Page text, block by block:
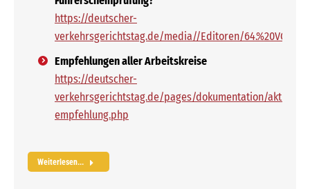
https://deutscher-
verkehrsgerichtstag.de/media//Editoren/64.%20VGT/
Empfehlungen aller Arbeitskreise
https://deutscher-
verkehrsgerichtstag.de/pages/dokumentation/aktuelle-
empfehlung.php
Weiterlesen...